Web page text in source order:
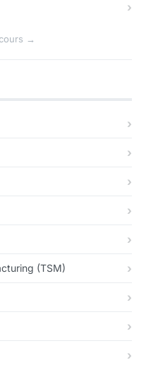
→
(TSM)